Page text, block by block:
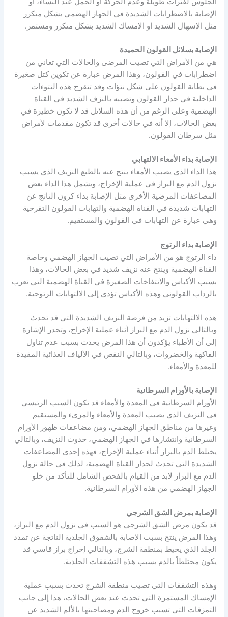
الإصابة بالاضطرابات الشديدة في الجهاز الهضمي بشكل متكرر
مثل الإسهال الشديد او الإمساك الشديد بشكل متكرر ومستمر.
الإصابة بسلائل القولون الحميدة
هي من الأمراض التي تصيب المرضى والحالات التي تعاني من
اضطرابات في القولون، وهذا المرض عبارة عن تكوين كتل صغيرة
في بطانة القولون على شكل نتؤات وقد تتقرح هذه النتوءات
الداخلية في جدار القولون وتصيبه بالنزف الشديد في القناة
الهضمية وعلى الرغم من أن هذه السلائل قد لا تكون خطيرة في
بعض الحالات، إلا أنه في حالات أخرى قد تكون مقدمات لأمراض
مثل سرطان القولون.
الإصابة بداء الأمعاء الالتهابي
هذا الداء الذي يصيب الأمعاء ينتج عنه بالطبع النزيف الذي يسبب
نزول الدم مع البراز في عملية الإخراج، ويشمل هذا الداء بعض
المضاعفات المرضية الأخرى مثل الإصابة بداء كرون الناتج عن
التهابات شديدة في القناة الهضمية والتهابات القولون التقرحية
وهي عبارة عن التهابات في القولون والمستقيم.
الإصابة بداء الرتوج
داء الرتوج هو من الأمراض التي تصيب الجهاز الهضمي وخاصة
القناة الهضمية وينتج عنه نزيف شديد في بعض الحالات، وهذا
بسبب الأكياس والانتفاخات الصغيرة في القناة الهضمية التي تعرب
بالرداب القولوني وهذه الأكياس تؤدي إلى الالتهابات الرتوجية.
هذه الالتهابات تزيد من فرصة النزيف الشديدة التي قد تحدث
وبالتالي نزول الدم مع البراز أثناء عملية الإخراج، وتجدر الإشارة
إلى أن الأطباء يؤكدون أن هذا المرض يحدث بسبب عدم تناول
الفاكهة والخضروات، وبالتالي النقص في الألياف الغذائية المفيدة
للمعدة والأمعاء.
الإصابة بالأورام السرطانية
الأورام السرطانية في المعدة والأمعاء قد تكون السبب الرئيسي
في النزيف الذي يصيب المعدة والأمعاء والمرىء والمستقيم
وغيرها من مناطق الجهاز الهضمي، ومن مضاعفات ظهور الأورام
السرطانية وانتشارها في الجهاز الهضمي، حدوث النزيف، وبالتالي
يختلط الدم بالبراز أثناء عملية الإخراج، فهذه إحدى المضاعفات
الشديدة التي تحدث لجدار القناة الهضمية، لذلك في حالة نزول
الدم مع البراز لابد من القيام بالفحص الشامل للتأكد من خلو
الجهاز الهضمي من هذه الأورام السرطانية.
الإصابة بمرض الشق الشرجي
قد يكون مرض الشق الشرجي هو السبب في نزول الدم مع البراز،
وهذا المرض ينتج بسبب الإصابة بالشقوق الجلدية الناتجة عن تمدد
الجلد الذي يحيط بمنطقة الشرج، وبالتالي إخراج براز قاسي قد
يكون مختلطاً بالدم بسبب هذه التشققات الجلدية.
وهذه التشققات التي تصيب منطقة الشرج تحدث بسبب عملية
الإمساك المستمرة التي تحدث عند بعض الحالات، هذا إلى جانب
التمزقات التي تسبب خروج الدم ومصاحبتها بالألم الشديد عن